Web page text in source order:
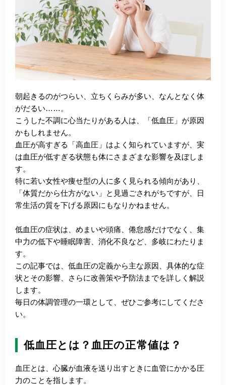
朝起きるのがつらい、立ちくらみが多い、なんとなく体
がだるい……。
こうした不調に心当たりがある人は、「低血圧」が原因
かもしれません。
血圧が高すぎる「高血圧」はよく知られていますが、実
は血圧が低すぎる状態も体にさまざまな影響を及ぼしま
す。
特に若い女性や痩せ型の人に多く見られる傾向があり、
「体質だから仕方がない」と見過ごされがちですが、日
常生活の質を下げる原因にもなりかねません。
低血圧の症状は、めまいや頭痛、倦怠感だけでなく、集
中力の低下や睡眠障害、消化不良など、多岐にわたりま
す。
この記事では、低血圧の定義から主な原因、具体的な症
状とその影響、さらに改善策や予防法までを詳しく解説
します。
毎日の体調管理の一環として、ぜひご参考にしてくださ
い。
低血圧とは？血圧の正常値は？
血圧とは、心臓が血液を送り出すときに血管にかかる圧
力のことを指します。